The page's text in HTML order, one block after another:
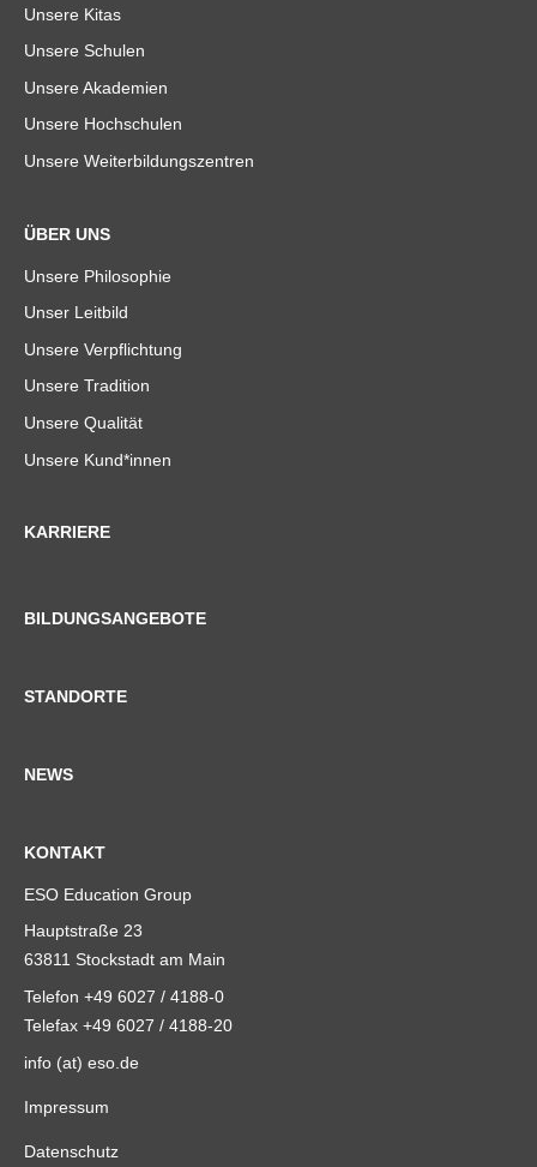
Unsere Kitas
Unsere Schulen
Unsere Akademien
Unsere Hochschulen
Unsere Weiterbildungszentren
ÜBER UNS
Unsere Philosophie
Unser Leitbild
Unsere Verpflichtung
Unsere Tradition
Unsere Qualität
Unsere Kund*innen
KARRIERE
BILDUNGSANGEBOTE
STANDORTE
NEWS
KONTAKT
ESO Education Group
Hauptstraße 23
63811 Stockstadt am Main
Telefon +49 6027 / 4188-0
Telefax +49 6027 / 4188-20
info (at) eso.de
Impressum
Datenschutz